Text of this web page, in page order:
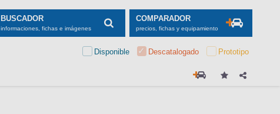
BUSCADOR
informaciones, fichas e imágenes
COMPARADOR
precios, fichas y equipamiento
Disponible Descatalogado Prototipo